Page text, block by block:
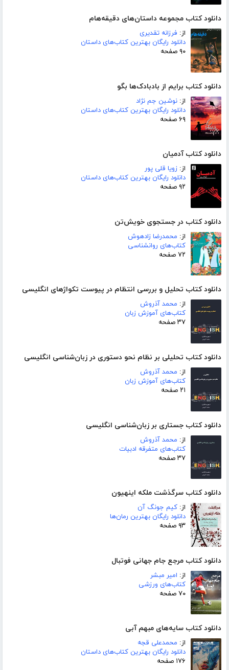
دانلود کتاب مجموعه داستان‌های دقیقه‌هام
از: فرزانه تقدیری
دانلود رایگان بهترین کتاب‌های داستان
۹۰ صفحه
دانلود کتاب برایم از بادبادک‌ها بگو
از: نوشین جم نژاد
دانلود رایگان بهترین کتاب‌های داستان
۶۹ صفحه
دانلود کتاب آدمیان
از: زویا قلی پور
دانلود رایگان بهترین کتاب‌های داستان
۹۲ صفحه
دانلود کتاب در جستجوی خویش‌تن
از: محمدرضا زادهوش
کتاب‌های روانشناسی
۷۲ صفحه
دانلود کتاب تحلیل و بررسی انتظام در پیوست تکواژهای انگلیسی
از: محمد آذروش
کتاب‌های آموزش زبان
۳۷ صفحه
دانلود کتاب تحلیلی بر نظام نحو دستوری در زبان‌شناسی انگلیسی
از: محمد آذروش
کتاب‌های آموزش زبان
۲۱ صفحه
دانلود کتاب جستاری بر زبان‌شناسی انگلیسی
از: محمد آذروش
کتاب‌های متفرقه ادبیات
۳۷ صفحه
دانلود کتاب سرگذشت ملکه اینهیون
از: کیم جونگ آن
دانلود رایگان بهترین رمان‌ها
۹۳ صفحه
دانلود کتاب مرجع جام جهانی فوتبال
از: امیر مبشر
کتاب‌های ورزشی
۷۰ صفحه
دانلود کتاب سایه‌های مبهم آبی
از: محمدعلی قجه
دانلود رایگان بهترین کتاب‌های داستان
۱۷۶ صفحه